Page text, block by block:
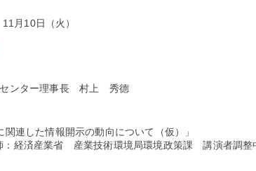
月10日（火）
センター理事長 村上 秀德
連した情報開示の動向について（仮）」
術環境局環境政策課 講演者調整